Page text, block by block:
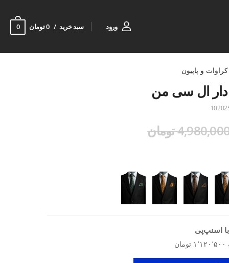
ورود سبد خرید 0 تومان 0
کراوات و پاپیون
ال سی من
تومان
اسنپ‌پی